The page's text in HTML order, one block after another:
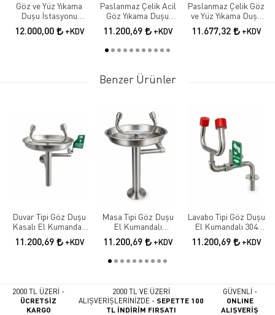
Göz ve Yüz Yıkama
Duşu İstasyonu
Göz,yüz Yıkama
Çeşmesi, Boy Tipi, El,
12.000,00 +KDV
Paslanmaz Çelik Acil
Göz Yıkama Duşu
Duvar Tipi
11.200,69 +KDV
Paslanmaz Çelik Göz
ve Yüz Yıkama Duşu
Boy Tipi
11.677,32 +KDV
Benzer Ürünler
Duvar Tipi Göz Duşu
Kasalı El Kumandalı
Paslanmaz Çelik
11.200,69 +KDV
Masa Tipi Göz Duşu
El Kumandalı
Paslanmaz Çelik Göz
Yıkama İstasyonu
11.200,69 +KDV
Lavabo Tipi Göz Duşu
El Kumandalı 304
Paslanmaz Çelik Göz
Yıkama Sistemi
11.200,69 +KDV
2000 TL ÜZERİ -
ÜCRETSİZ
KARGO
2000 TL VE ÜZERİ
ALIŞVERİŞLERİNİZDE -SEPETTE 100
TL İNDİRİM FIRSATI
GÜVENLİ -
ONLINE
ALIŞVERİŞ